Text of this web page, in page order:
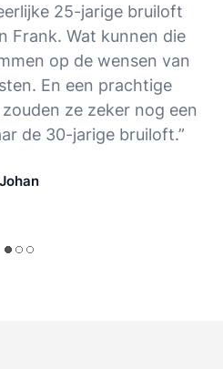
25-jarige bruiloft
Frank. Wat kunnen die
op de wensen van
En een prachtige
ze zeker nog een
de 30-jarige bruiloft.”
Johan